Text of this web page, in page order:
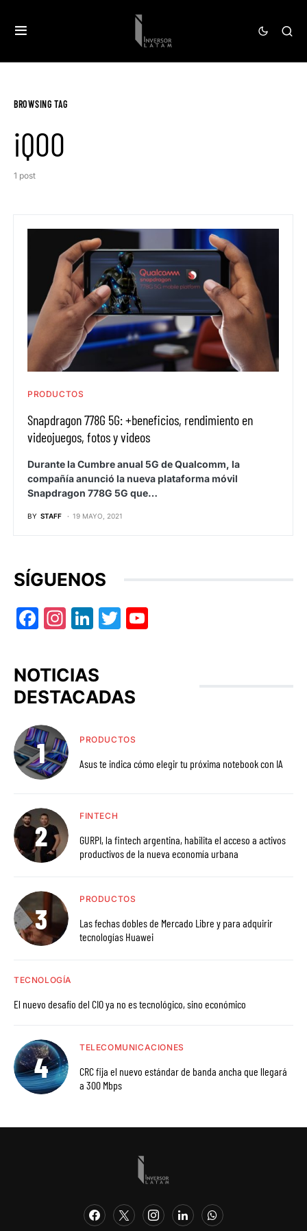
BROWSING TAG
iQOO
1 post
PRODUCTOS
Snapdragon 778G 5G: +beneficios, rendimiento en
videojuegos, fotos y videos
Durante la Cumbre anual 5G de Qualcomm, la
compañía anunció la nueva plataforma móvil
Snapdragon 778G 5G que…
BY STAFF 19 MAYO, 2021
SÍGUENOS
Facebook
Instagram
LinkedIn
Twitter
NOTICIAS
DESTACADAS
PRODUCTOS
Asus te indica cómo elegir tu próxima notebook con IA
FINTECH
GURPI, la fintech argentina, habilita el acceso a activos
productivos de la nueva economía urbana
PRODUCTOS
Las fechas dobles de Mercado Libre y para adquirir
tecnologías Huawei
TECNOLOGÍA
El nuevo desafío del CIO ya no es tecnológico, sino económico
TELECOMUNICACIONES
CRC fija el nuevo estándar de banda ancha que llegará
a 300 Mbps